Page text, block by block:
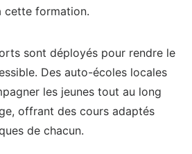
cette formation.
sont déployés pour rendre le
Des auto-écoles locales
les jeunes tout au long
offrant des cours adaptés
de chacun.